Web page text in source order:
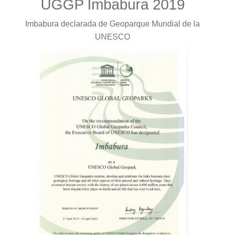
UGGP Imbabura 2019
Imbabura declarada de Geoparque Mundial de la
UNESCO